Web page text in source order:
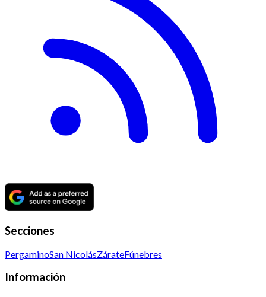
Secciones
PergaminoSan NicolásZárateFúnebres
Información